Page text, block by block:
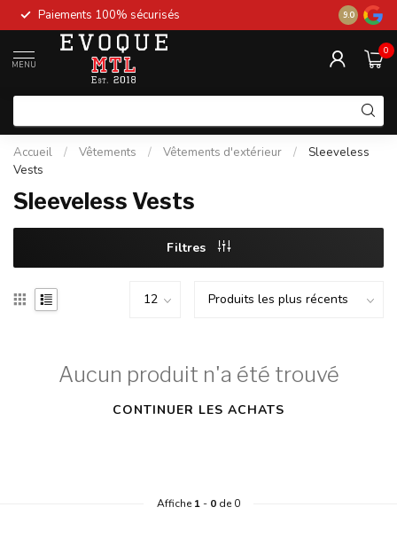
Paiements 100% sécurisés New stock
9.0
MENU
0
Accueil / Vêtements / Vêtements d'extérieur /
Sleeveless
Vests
Sleeveless Vests
Filtres
Aucun produit n'a été trouvé
CONTINUER LES ACHATS
Affiche 1 - 0 de 0